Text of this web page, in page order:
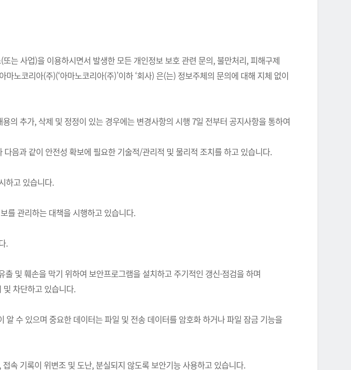
는 사업)을 이용하시면서 발생한 모든 개인정보 보호 관련 문의, 불만처리, 피해구제
노코리아(주)(‘아마노코리아(주)’이하 ‘회사) 은(는) 정보주체의 문의에 대해 지체 없이
추가, 삭제 및 정정이 있는 경우에는 변경사항의 시행 7일 전부터 공지사항을 통하여
음과 같이 안전성 확보에 필요한 기술적/관리적 및 물리적 조치를 하고 있습니다.
하고 있습니다.
를 관리하는 대책을 시행하고 있습니다.
.
및 훼손을 막기 위하여 보안프로그램을 설치하고 주기적인 갱신·점검을 하며
차단하고 있습니다.
수 있으며 중요한 데이터는 파일 및 전송 데이터를 암호화 하거나 파일 잠금 기능을
속 기록이 위변조 및 도난, 분실되지 않도록 보안기능 사용하고 있습니다.